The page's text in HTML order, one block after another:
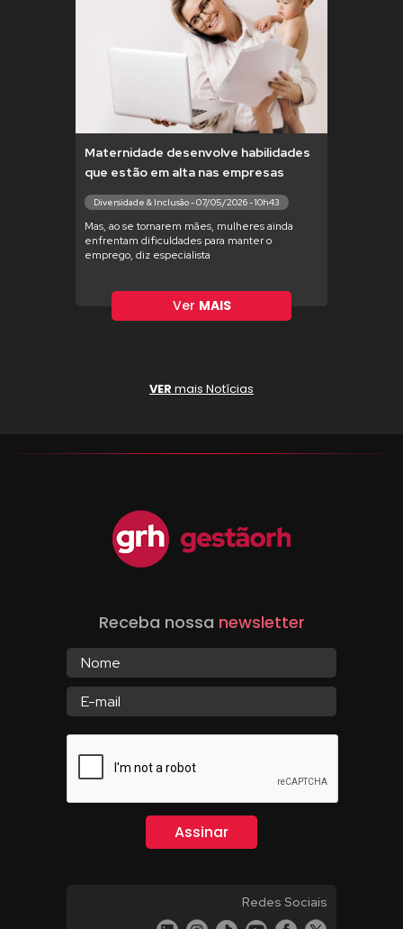
Maternidade desenvolve habilidades
que estão em alta nas empresas
Diversidade & Inclusão - 07/05/2026 - 10h43
Mas, ao se tornarem mães, mulheres ainda
enfrentam dificuldades para manter o
emprego, diz especialista
Ver MAIS
VER mais Notícias
Receba nossa newsletter
Redes Sociais